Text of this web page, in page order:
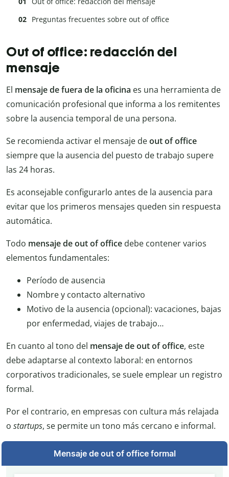
Preguntas frecuentes sobre out of office
Out of office: redacción del
mensaje
El mensaje defuera de la oficina es una herramienta de
comunicación profesional que informa a los remitentes
sobre la ausencia temporal de una persona.
Se recomienda activar el mensaje deout of office
siempre que la ausencia del puesto de trabajo supere
las 24 horas.
Es aconsejable configurarlo antes de la ausencia para
evitar que los primeros mensajes queden sin respuesta
automática.
Todo mensaje de out of office debe contener varios
elementos fundamentales:
Período de ausencia
Nombre y contacto alternativo
Motivo de la ausencia (opcional): vacaciones, bajas
por enfermedad, viajes de trabajo…
En cuanto al tono del mensaje de out of office, este
debe adaptarse al contexto laboral: en entornos
corporativos tradicionales, se suele emplear un registro
formal.
Por el contrario, en empresas con cultura más relajada
o startups, se permite un tono más cercano e informal.
Mensaje de out of office formal